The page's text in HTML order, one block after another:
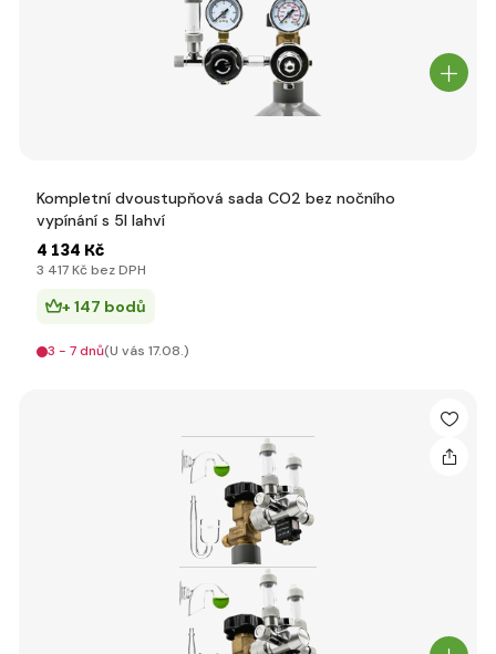
Kompletní dvoustupňová sada CO2 bez nočního
vypínání s 5l lahví
4 134 Kč
3 417 Kč bez DPH
+ 147 bodů
3 - 7 dnů(U vás 17.08.)